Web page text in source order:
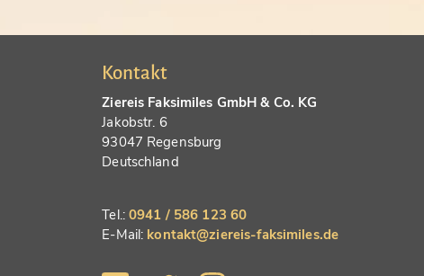
Kontakt
Ziereis Faksimiles GmbH & Co. KG
Jakobstr. 6
93047 Regensburg
Deutschland
Tel.:0941 / 586 123 60
E-Mail: kontakt@ziereis-faksimiles.de